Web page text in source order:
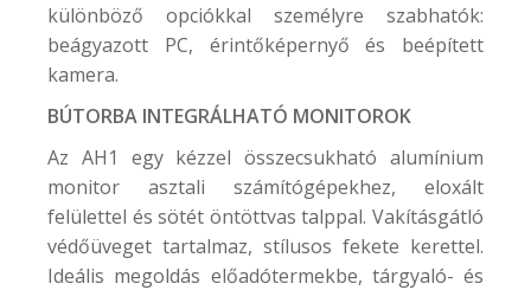
különböző opciókkal személyre szabhatók:
beágyazott PC, érintőképernyő és beépített
kamera.
BÚTORBA INTEGRÁLHATÓ MONITOROK
Az AH1 egy kézzel összecsukható alumínium
monitor asztali számítógépekhez, eloxált
felülettel és sötét öntöttvas talppal. Vakításgátló
védőüveget tartalmaz, stílusos fekete kerettel.
Ideális megoldás előadótermekbe, tárgyaló- és